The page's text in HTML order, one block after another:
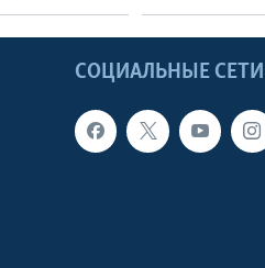
СОЦИАЛЬНЫЕ СЕТИ